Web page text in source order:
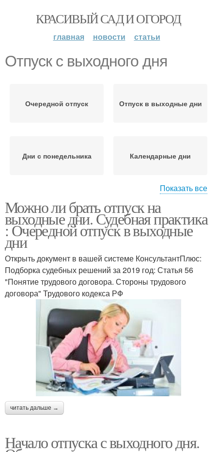
КРАСИВЫЙ САД И ОГОРОД
главная новости статьи
Отпуск с выходного дня
Очередной отпуск Отпуск в выходные дни
Дни с понедельника Календарные дни
Выходные дни Дни в отпуске
Отпуска с выходного
дня
Дни в отпуск
Отпуск при сменном
графике
Показать все
Можно ли брать отпуск на
выходные дни. Судебная практика
: Очередной отпуск в выходные
дни
Открыть документ в вашей системе КонсультантПлюс:
Подборка судебных решений за 2019 год: Статья 56
"Понятие трудового договора. Стороны трудового
договора" Трудового кодекса РФ
читать дальше →
Начало отпуска с выходного дня.